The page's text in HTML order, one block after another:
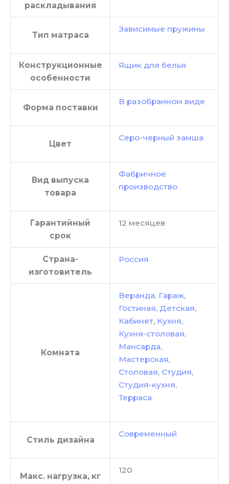
раскладывания
Тип матраса
Зависимые пружины
Конструкционные
особенности
Ящик для белья
Форма поставки
В разобранном виде
Цвет
Серо-черный замша
Вид выпуска
товара
Фабричное
производство
Гарантийный
срок
12 месяцев
Страна-
изготовитель
Россия
Комната
Веранда, Гараж,
Гостиная, Детская,
Кабинет, Кухня,
Кухня-столовая,
Мансарда,
Мастерская,
Столовая, Студия,
Студия-кухня,
Терраса
Стиль дизайна
Современный
Макс. нагрузка, кг
120